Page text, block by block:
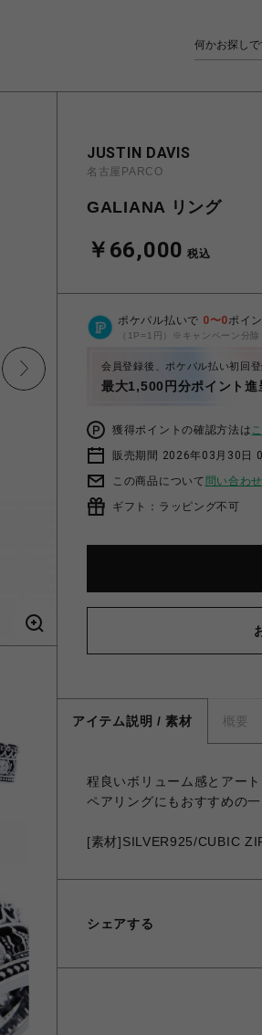
JUSTIN DAVIS
名古屋PARCO
GALIANA リング
￥66,000 税込
ポケパル払いで 0〜0ポイ
（1P=1円）※キャンペーン分除
会員登録後、ポケパル払い初回
最大1,500円分ポイント進
獲得ポイントの確認方法は
販売期間 2026年03月30日
この商品について 問い合わ
ギフト：ラッピング不可
アイテム説明 / 素材 概要
程良いボリューム感とアー
ペアリングにもおすすめの一
[素材]SILVER925/CUBIC
シェアする